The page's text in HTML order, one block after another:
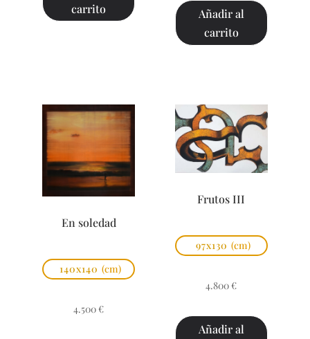
carrito
Añadir al
carrito
En soledad
140x140 (cm)
4.500 €
Frutos III
97x130 (cm)
4.800 €
Añadir al